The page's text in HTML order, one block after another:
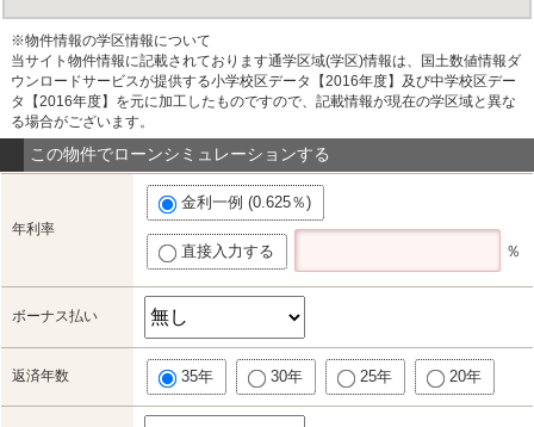
※物件情報の学区情報について
当サイト物件情報に記載されております通学区域(学区)情報は、国土数値情報ダ
ウンロードサービスが提供する小学校区データ【2016年度】及び中学校区デー
タ【2016年度】を元に加工したものですので、記載情報が現在の学区域と異な
る場合がございます。
この物件でローンシミュレーションする
年利率
金利一例 (0.625％)
直接入力する ％
ボーナス払い
返済年数 35年 30年 25年 20年